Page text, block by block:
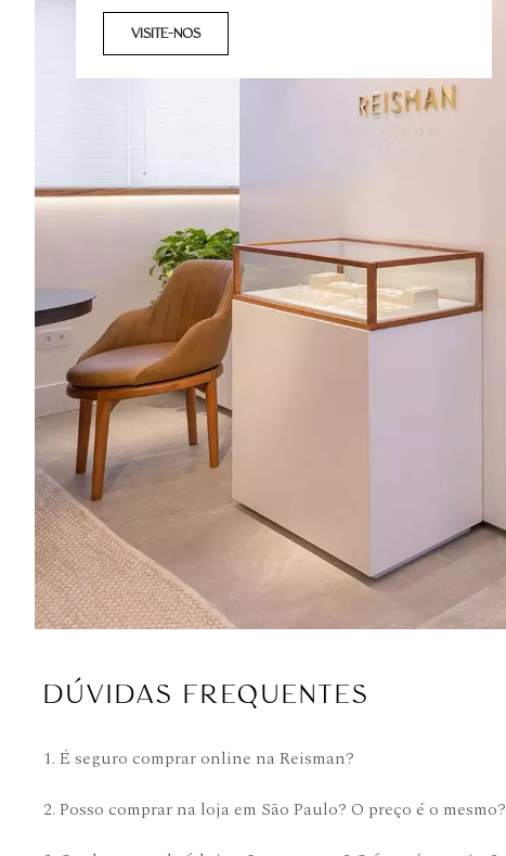
VISITE-NOS
DÚVIDAS FREQUENTES
1. É seguro comprar online na Reisman?
2. Posso comprar na loja em São Paulo? O preço é o mesmo?